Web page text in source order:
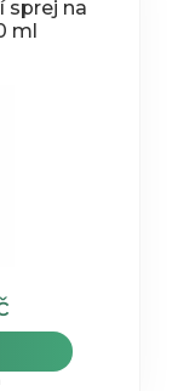
sprej na
ml